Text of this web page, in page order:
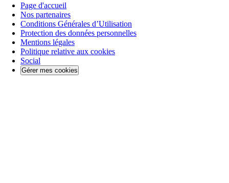
Page d'accueil
Nos partenaires
Conditions Générales d’Utilisation
Protection des données personnelles
Mentions légales
Politique relative aux cookies
Social
Gérer mes cookies